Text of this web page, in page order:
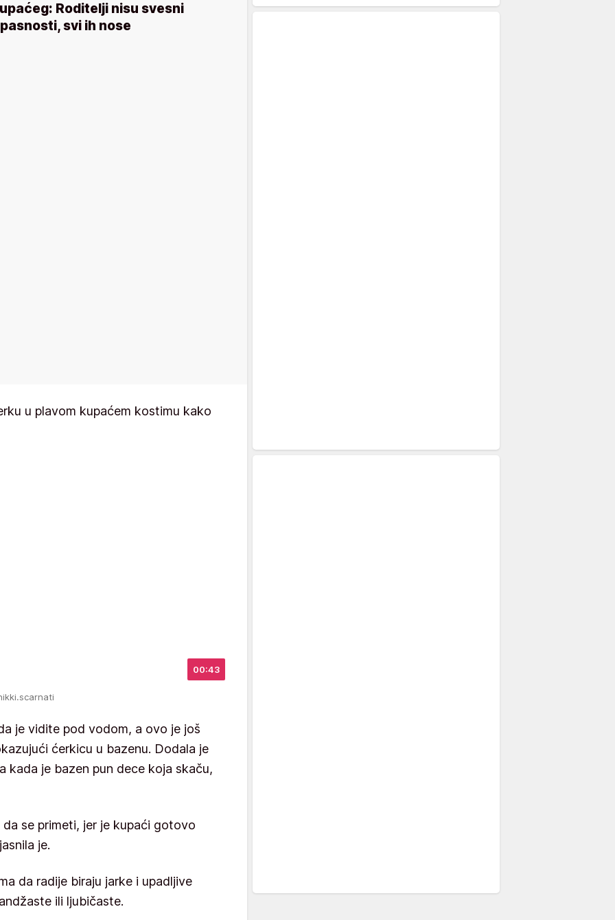
Roditelji nisu svesni
svi ih nose
u plavom kupaćem kostimu kako
00:43
je vidite pod vodom, a ovo je još
ćerkicu u bazenu. Dodala je
kada je bazen pun dece koja skaču,
se primeti, jer je kupaći gotovo
je.
da radije biraju jarke i upadljive
ili ljubičaste.